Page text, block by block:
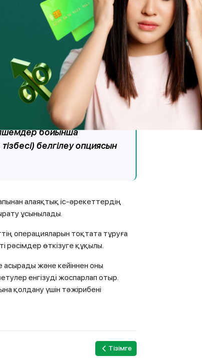
туралы хабарлама алуға
Көмекші қандай да бір
транзакцияны тоқтата алады.
туралы сұраныс түскен
ресурсында және
немесе жеке),
бойынша
белгілеу опциясын
алаяқтық іс-әрекеттердің
ұсынылады.
операцияларын тоқтата тұруға
рәсімдер өткізуге құқылы.
асырады және кейіннен оны
енгізуді жоспарлап отыр.
қолдану үшін тәжірибені
Тізімге